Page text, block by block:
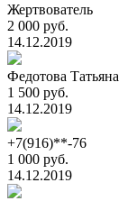
Жертвователь
2 000 руб.
14.12.2019
Федотова Татьяна
1 500 руб.
14.12.2019
+7(916)**-76
1 000 руб.
14.12.2019